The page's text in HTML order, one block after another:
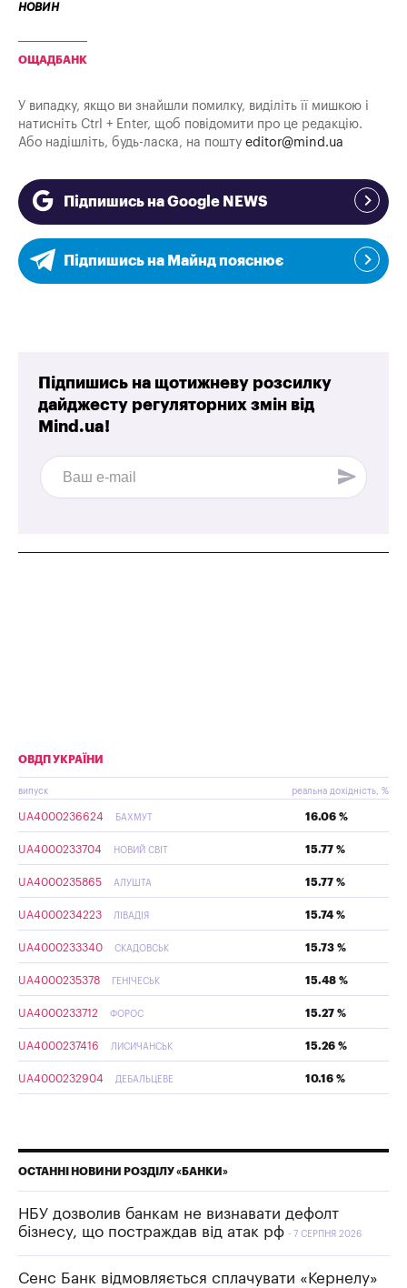
новин
ОЩАДБАНК
У випадку, якщо ви знайшли помилку, виділіть її мишкою і
натисніть Ctrl + Enter, щоб повідомити про це редакцію.
Або надішліть, будь-ласка, на пошту editor@mind.ua
Підпишись на Google NEWS
Підпишись на Майнд пояснює
Підпишись на щотижневу розсилку
дайджесту регуляторних змін від
Mind.ua!
ОВДП УКРАЇНИ
випуск реальна дохідність, %
UA4000236624 БАХМУТ 16.06 %
UA4000233704 НОВИЙ СВІТ 15.77 %
UA4000235865 АЛУШТА 15.77 %
UA4000234223 ЛІВАДІЯ 15.74 %
UA4000233340 СКАДОВСЬК 15.73 %
UA4000235378 ГЕНІЧЕСЬК 15.48 %
UA4000233712 ФОРОС 15.27 %
UA4000237416 ЛИСИЧАНСЬК 15.26 %
UA4000232904 ДЕБАЛЬЦЕВЕ 10.16 %
ОСТАННІ НОВИНИ РОЗДІЛУ «БАНКИ»
НБУ дозволив банкам не визнавати дефолт
бізнесу, що постраждав від атак рф
7 СЕРПНЯ 2026
Сенс Банк відмовляється сплачувати «Кернелу»